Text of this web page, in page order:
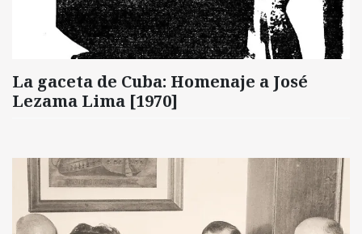
La gaceta de Cuba: Homenaje a José
Lezama Lima [1970]